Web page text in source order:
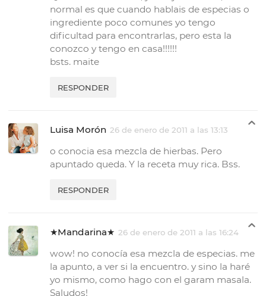
normal es que cuando hablais de especias o
ingrediente poco comunes yo tengo
dificultad para encontrarlas, pero esta la
conozco y tengo en casa!!!!!!
bsts. maite
RESPONDER
Luisa Morón 26 de enero de 2011 a las 13:13
o conocia esa mezcla de hierbas. Pero
apuntado queda. Y la receta muy rica. Bss.
RESPONDER
★Mandarina★ 26 de enero de 2011 a las 16:24
wow! no conocía esa mezcla de especias. me
la apunto, a ver si la encuentro. y sino la haré
yo mismo, como hago con el garam masala.
Saludos!